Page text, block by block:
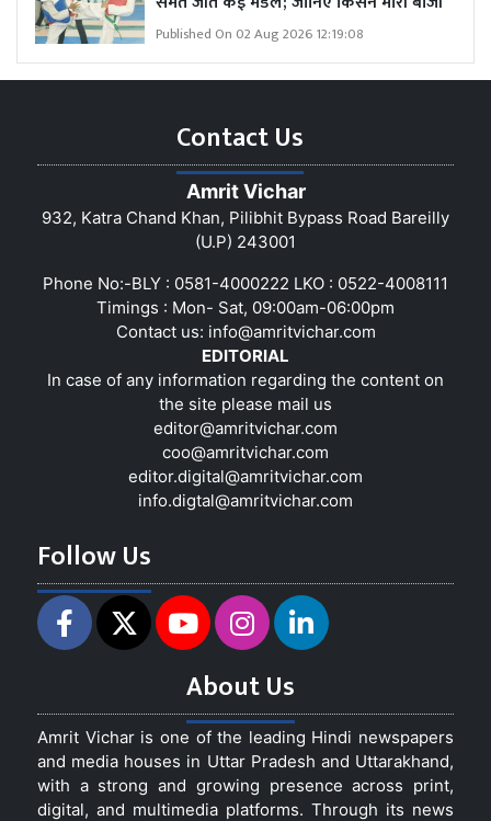
Published On 02 Aug 2026 12:19:08
Contact Us
Amrit Vichar
932, Katra Chand Khan, Pilibhit Bypass Road Bareilly
(U.P) 243001
Phone No:-BLY : 0581-4000222 LKO : 0522-4008111
Timings : Mon- Sat, 09:00am-06:00pm
Contact us: info@amritvichar.com
EDITORIAL
In case of any information regarding the content on
the site please mail us
editor@amritvichar.com
coo@amritvichar.com
editor.digital@amritvichar.com
info.digtal@amritvichar.com
Follow Us
About Us
Amrit Vichar is one of the leading Hindi newspapers
and media houses in Uttar Pradesh and Uttarakhand,
with a strong and growing presence across print,
digital, and multimedia platforms. Through its news